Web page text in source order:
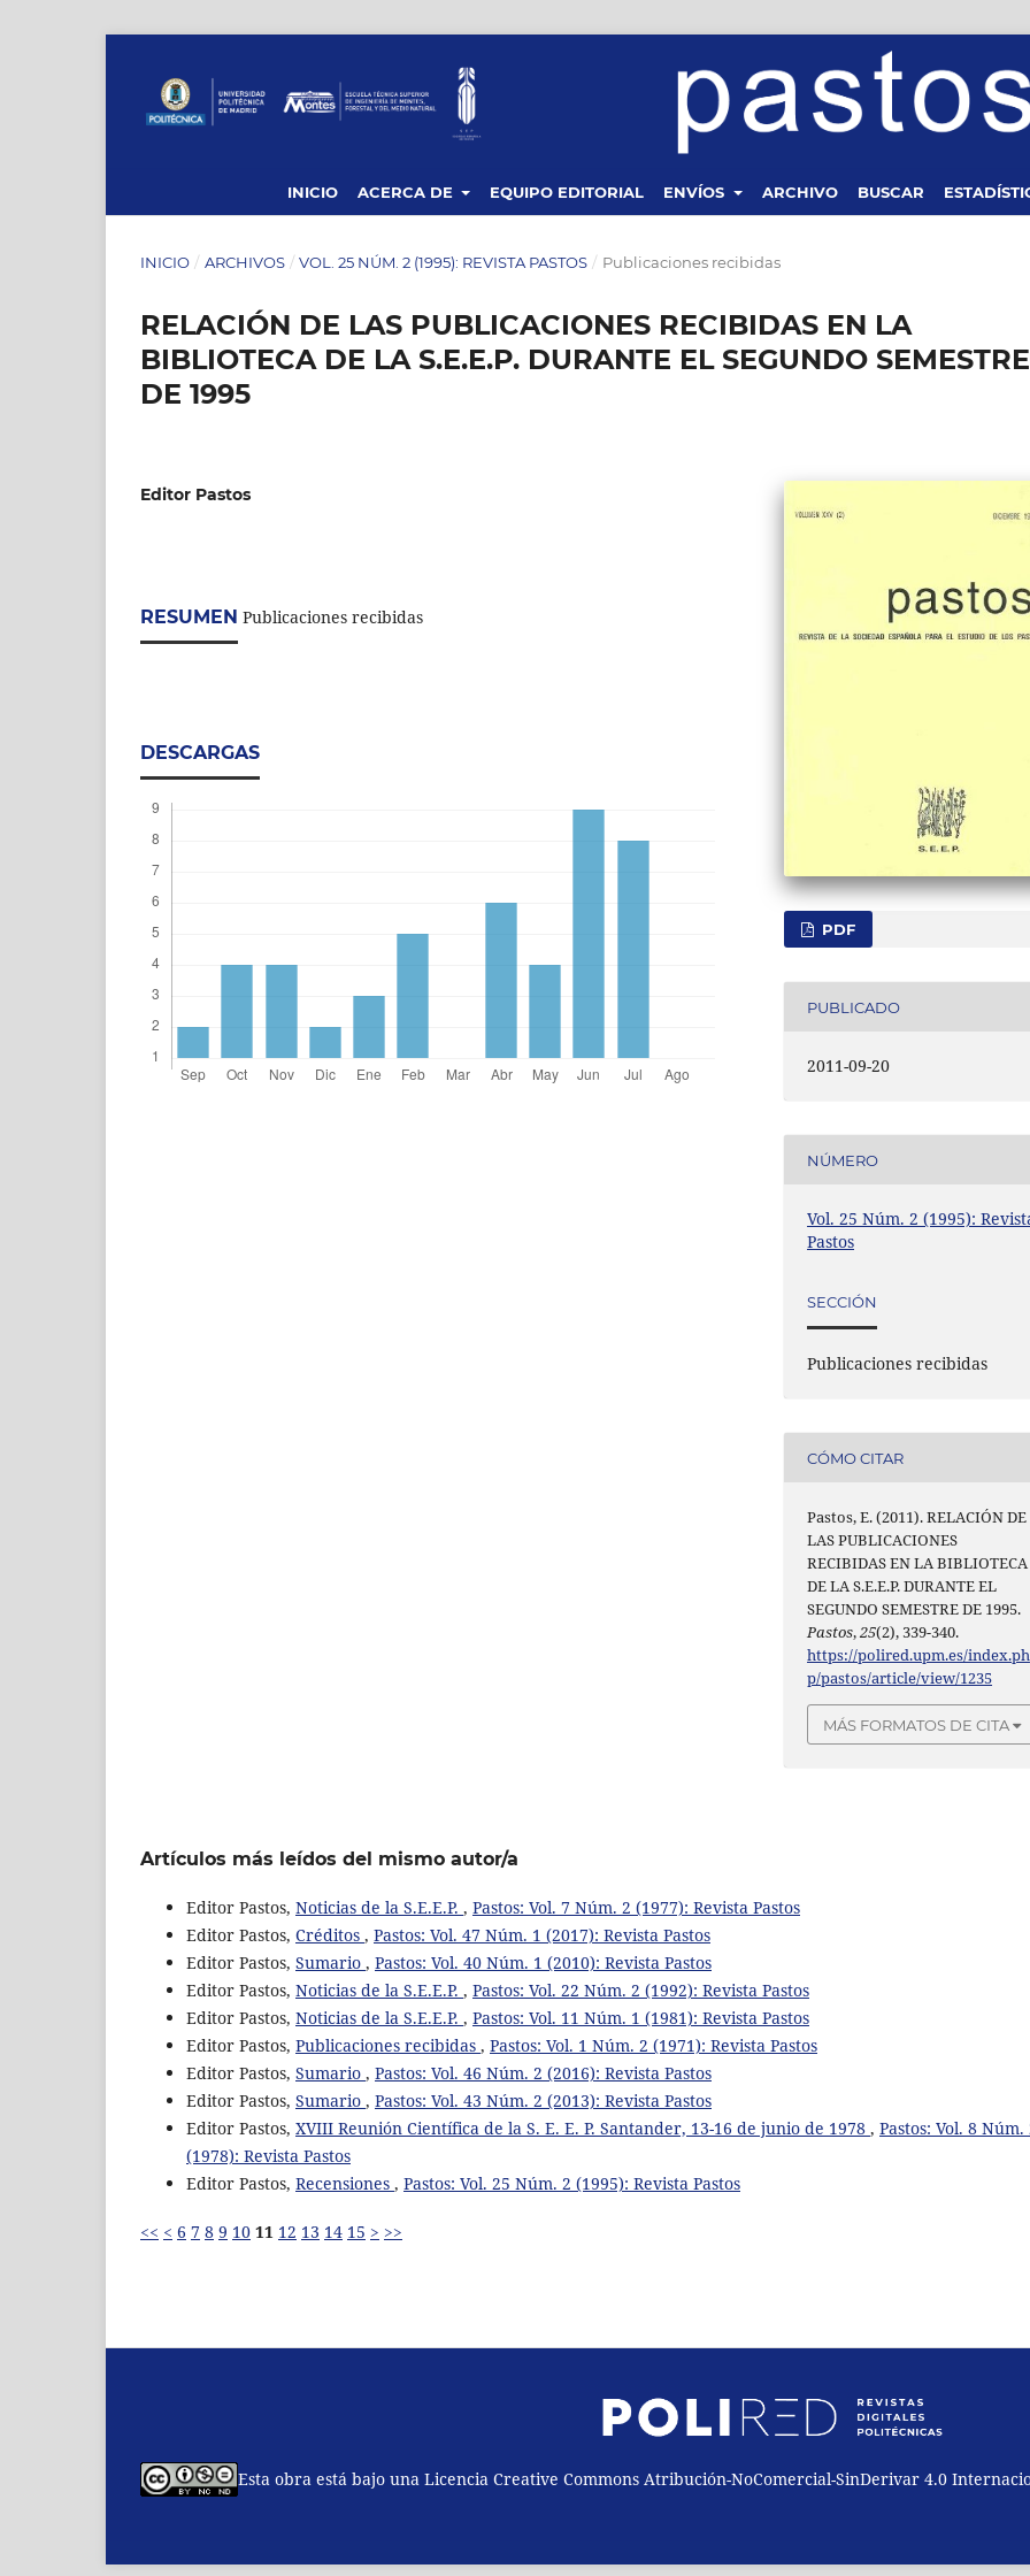
INICIO ACERCA DE EQUIPO EDITORIAL ENVÍOS ARCHIVO BUSCAR
INICIO / ARCHIVOS / VOL. 25 NÚM. 2 (1995): REVISTA PASTOS / Publicaciones recibidas
RELACIÓN DE LAS PUBLICACIONES RECIBIDAS EN LA
BIBLIOTECA DE LA S.E.E.P. DURANTE EL SEGUNDO SEMESTRE
DE 1995
Editor Pastos
RESUMEN Publicaciones recibidas
DESCARGAS
PDF
PUBLICADO
2011-09-20
NÚMERO
Vol. 25 Núm. 2 (1995):
Pastos
SECCIÓN
Publicaciones recibidas
CÓMO CITAR
Pastos, E. (2011). RELACIÓN DE
LAS PUBLICACIONES
RECIBIDAS EN LA BIBLIOTECA
DE LA S.E.E.P. DURANTE EL
SEGUNDO SEMESTRE DE 1995.
Pastos,25(2), 339-340.
https://polired.upm.es/index.ph
p/pastos/article/view/1235
MÁS FORMATOS DE CITA
Artículos más leídos del mismo autor/a
Editor Pastos, Noticias de la S.E.E.P. , Pastos: Vol. 7 Núm. 2 (1977): Revista Pastos
Editor Pastos, Créditos , Pastos: Vol. 47 Núm. 1 (2017): Revista Pastos
Editor Pastos, Sumario , Pastos: Vol. 40 Núm. 1 (2010): Revista Pastos
Editor Pastos, Noticias de la S.E.E.P. , Pastos: Vol. 22 Núm. 2 (1992): Revista Pastos
Editor Pastos, Noticias de la S.E.E.P. , Pastos: Vol. 11 Núm. 1 (1981): Revista Pastos
Editor Pastos, Publicaciones recibidas , Pastos: Vol. 1 Núm. 2 (1971): Revista Pastos
Editor Pastos, Sumario , Pastos: Vol. 46 Núm. 2 (2016): Revista Pastos
Editor Pastos, Sumario , Pastos: Vol. 43 Núm. 2 (2013): Revista Pastos
Editor Pastos, XVIII Reunión Científica de la S. E. E. P. Santander, 13-16 de junio de 1978 , Pastos: Vol. 8 Núm.
(1978): Revista Pastos
Editor Pastos, Recensiones , Pastos: Vol. 25 Núm. 2 (1995): Revista Pastos
<< < 6 7 8 9 10 11 12 13 14 15 > >>
Esta obra está bajo una Licencia Creative Commons Atribución-NoComercial-SinDerivar 4.0